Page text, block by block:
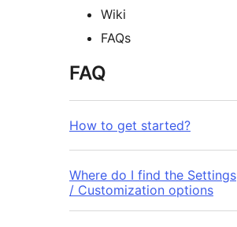
Wiki
FAQs
FAQ
How to get started?
Where do I find the Settings
/ Customization options